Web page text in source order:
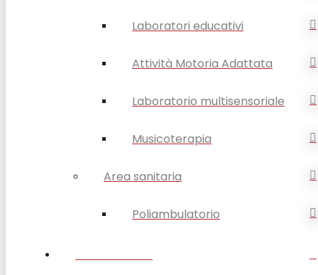
Laboratori educativi
Attività Motoria Adattata
Laboratorio multisensoriale
Musicoterapia
Area sanitaria
Poliambulatorio